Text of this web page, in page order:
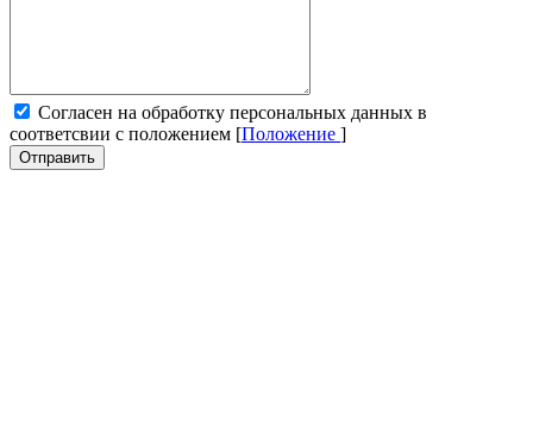
Cогласен на обработку персональных данных в
соответсвии с положением [Положение ]
Отправить